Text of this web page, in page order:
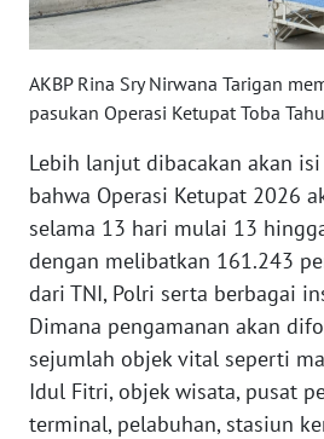
AKBP Rina Sry Nirwana Tarigan
pasukan Operasi Ketupat Toba
Lebih lanjut dibacakan akan
bahwa Operasi Ketupat 2026
selama 13 hari mulai 13
dengan melibatkan 161.243
dari TNI, Polri serta berbagai
Dimana pengamanan akan
sejumlah objek vital seperti
Idul Fitri, objek wisata, pusat
terminal, pelabuhan, stasiun
WN
SULSEL
WN
WN
SULUT
WN
WN
MALUT